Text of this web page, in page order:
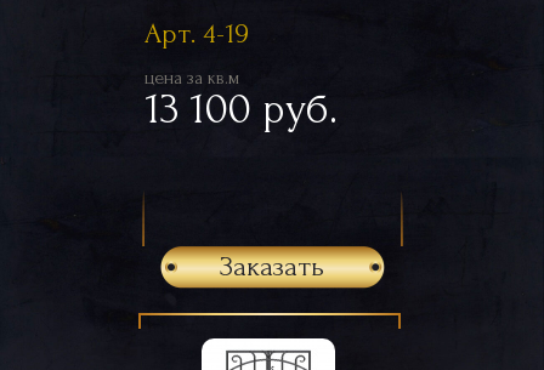
Арт. 4-19
цена за кв.м
13 100 руб.
Заказать